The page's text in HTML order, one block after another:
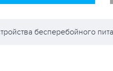
бесперебойного